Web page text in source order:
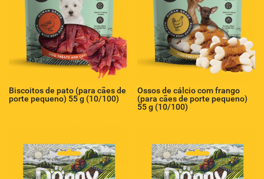
Biscoitos de pato (para cães de
porte pequeno) 55 g (10/100)
Ossos de cálcio com frango
(para cães de porte pequeno)
55 g (10/100)